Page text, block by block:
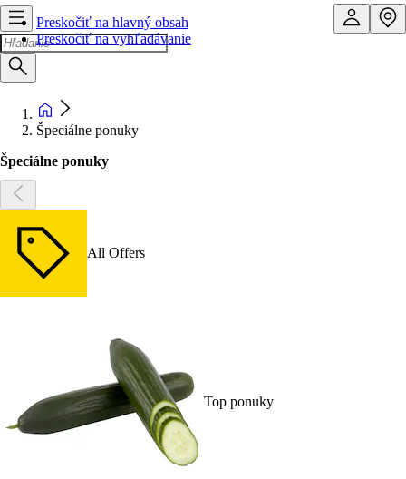
Preskočiť na hlavný obsah
Preskočiť na vyhľadávanie
Špeciálne ponuky
Špeciálne ponuky
All Offers
Top ponuky